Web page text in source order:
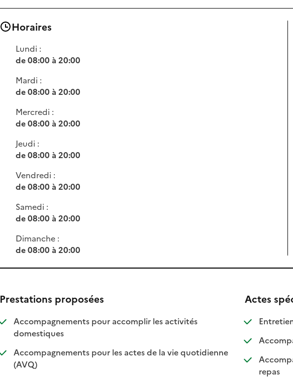
Horaires
Lundi :
de 08:00 à 20:00
Mardi :
de 08:00 à 20:00
Mercredi :
de 08:00 à 20:00
Jeudi :
de 08:00 à 20:00
Vendredi :
de 08:00 à 20:00
Samedi :
de 08:00 à 20:00
Dimanche :
de 08:00 à 20:00
Prestations proposées
Accompagnements pour accomplir les activités
domestiques: disponible
: non disponible
Accompagnements pour les actes de la vie quotidienne
(AVQ)
: disponible
: non disponible
Actes
repas
:
: non